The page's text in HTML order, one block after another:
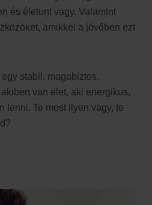
és életunt vagy. Valamint
amikkel a jövőben ezt
stabil, magabiztos,
van élet, aki energikus,
lenni. Te most ilyen vagy, te